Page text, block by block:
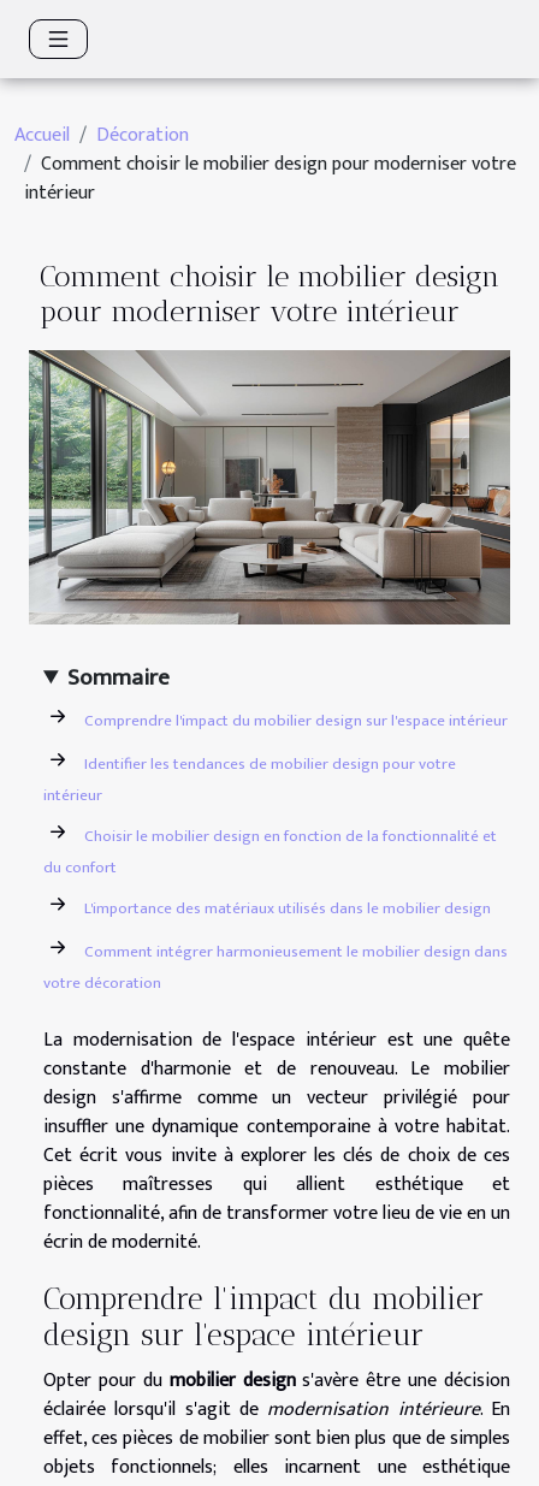
Accueil
Décoration
Comment choisir le mobilier design pour moderniser votre
intérieur
Comment choisir le mobilier design
pour moderniser votre intérieur
Sommaire
Comprendre l'impact du mobilier design sur l'espace intérieur
Identifier les tendances de mobilier design pour votre
intérieur
Choisir le mobilier design en fonction de la fonctionnalité et
du confort
L'importance des matériaux utilisés dans le mobilier design
Comment intégrer harmonieusement le mobilier design dans
votre décoration
La modernisation de l'espace intérieur est une quête
constante d'harmonie et de renouveau. Le mobilier
design s'affirme comme un vecteur privilégié pour
insuffler une dynamique contemporaine à votre habitat.
Cet écrit vous invite à explorer les clés de choix de ces
pièces maîtresses qui allient esthétique et
fonctionnalité, afin de transformer votre lieu de vie en un
écrin de modernité.
Comprendre l'impact du mobilier
design sur l'espace intérieur
Opter pour du mobilier designs'avère être une décision
éclairée lorsqu'il s'agit de modernisation intérieure. En
effet, ces pièces de mobilier sont bien plus que de simples
objets fonctionnels; elles incarnent une esthétique